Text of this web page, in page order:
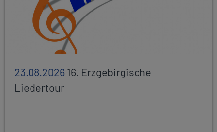
23.08.202616. Erzgebirgische
Liedertour